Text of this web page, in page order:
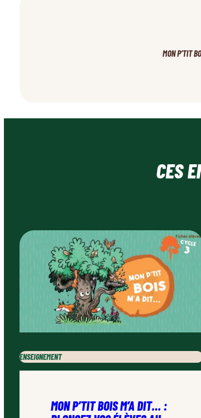
MON P’TIT
CES
ENSEIGNEMENT
MON P’TIT BOIS M’A DIT… :